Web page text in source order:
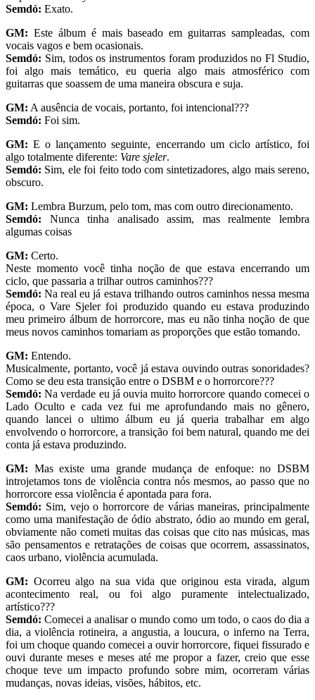
Semdó: Exato.
GM: Este álbum é mais baseado em guitarras sampleadas, com
vocais vagos e bem ocasionais.
Semdó: Sim, todos os instrumentos foram produzidos no Fl Studio,
foi algo mais temático, eu queria algo mais atmosférico com
guitarras que soassem de uma maneira obscura e suja.
GM: A ausência de vocais, portanto, foi intencional???
Semdó: Foi sim.
GM: E o lançamento seguinte, encerrando um ciclo artístico, foi
algo totalmente diferente: Vare sjeler.
Semdó: Sim, ele foi feito todo com sintetizadores, algo mais sereno,
obscuro.
GM: Lembra Burzum, pelo tom, mas com outro direcionamento.
Semdó: Nunca tinha analisado assim, mas realmente lembra
algumas coisas
GM: Certo.
Neste momento você tinha noção de que estava encerrando um
ciclo, que passaria a trilhar outros caminhos???
Semdó: Na real eu já estava trilhando outros caminhos nessa mesma
época, o Vare Sjeler foi produzido quando eu estava produzindo
meu primeiro álbum de horrorcore, mas eu não tinha noção de que
meus novos caminhos tomariam as proporções que estão tomando.
GM: Entendo.
Musicalmente, portanto, você já estava ouvindo outras sonoridades?
Como se deu esta transição entre o DSBM e o horrorcore???
Semdó: Na verdade eu já ouvia muito horrorcore quando comecei o
Lado Oculto e cada vez fui me aprofundando mais no gênero,
quando lancei o ultimo álbum eu já queria trabalhar em algo
envolvendo o horrorcore, a transição foi bem natural, quando me dei
conta já estava produzindo.
GM: Mas existe uma grande mudança de enfoque: no DSBM
introjetamos tons de violência contra nós mesmos, ao passo que no
horrorcore essa violência é apontada para fora.
Semdó: Sim, vejo o horrorcore de várias maneiras, principalmente
como uma manifestação de ódio abstrato, ódio ao mundo em geral,
obviamente não cometi muitas das coisas que cito nas músicas, mas
são pensamentos e retratações de coisas que ocorrem, assassinatos,
caos urbano, violência acumulada.
GM: Ocorreu algo na sua vida que originou esta virada, algum
acontecimento real, ou foi algo puramente intelectualizado,
artístico???
Semdó: Comecei a analisar o mundo como um todo, o caos do dia a
dia, a violência rotineira, a angustia, a loucura, o inferno na Terra,
foi um choque quando comecei a ouvir horrorcore, fiquei fissurado e
ouvi durante meses e meses até me propor a fazer, creio que esse
choque teve um impacto profundo sobre mim, ocorreram várias
mudanças, novas ideias, visões, hábitos, etc.